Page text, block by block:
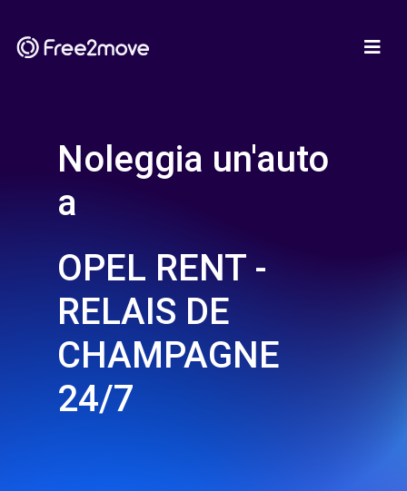
Noleggia un'auto
a
OPEL RENT -
RELAIS DE
CHAMPAGNE
24/7